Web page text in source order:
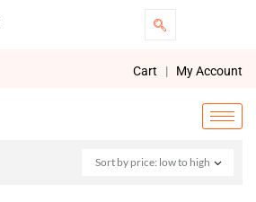
Cart | My Account
Sort by price: low to high